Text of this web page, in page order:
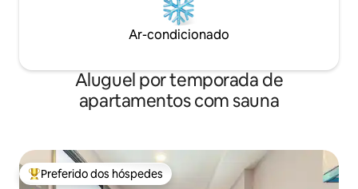
Ar-condicionado
Aluguel por temporada de
apartamentos com sauna
Entre os melhores preferidos dos hóspedes
Preferido dos hóspedes